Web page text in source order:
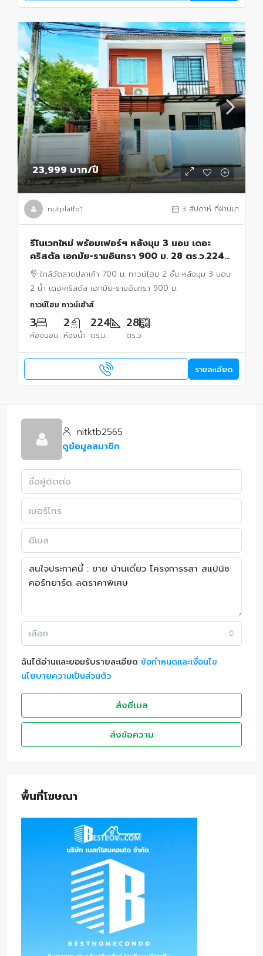
เช่า
23,999 บาท/ปี
nutplatfo1 3 สัปดาห์ ที่ผ่านมา
รีโนเวทใหม่ พร้อมเฟอร์ฯ หลังมุม 3 นอน เดอะ
คริสตัล เอกมัย-รามอินทรา 900 ม. 28 ตร.ว.224
ตร.ม.ใกล้วัดลาดปลาเค้า 700 ม. ทาวน์โฮม 2 ชั้น 2
น้ำ
ใกล้วัดลาดปลาเค้า 700 ม. ทาวน์โฮม 2 ชั้น หลังมุม 3 นอน
2 น้ำ เดอะคริสตัล เอกมัย-รามอินทรา 900 ม.
ทาวน์โฮม ทาวน์เฮ้าส์
3
ห้องนอน
2
ห้องน้ำ
224
ตร.ม.
28
ตร.ว.
รายละเอียด
nitktb2565
ดูข้อมูลสมาชิก
เลือก
ฉันได้อ่านและยอมรับรายละเอียด ข้อกำหนดและเงื่อนไข
นโยบายความเป็นส่วนตัว
ส่งอีเมล
ส่งข้อความ
พื้นที่โฆษณา